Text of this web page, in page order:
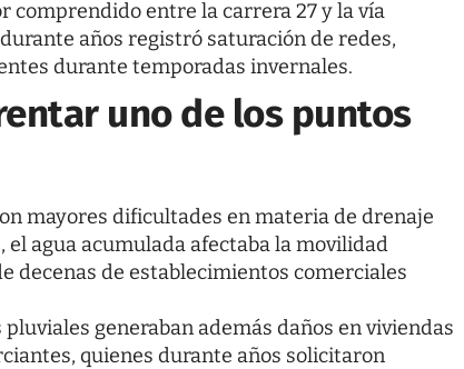
comprendido entre la carrera 27 y la vía
años registró saturación de redes,
durante temporadas invernales.
uno de los puntos
mayores dificultades en materia de drenaje
agua acumulada afectaba la movilidad
decenas de establecimientos comerciales
generaban además daños en viviendas
quienes durante años solicitaron